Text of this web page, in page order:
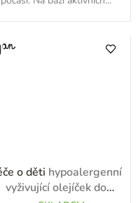
o děti hypoalergenní
vyživující olejíček do